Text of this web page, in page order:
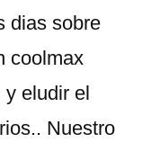
dias sobre
coolmax
y eludir el
Nuestro